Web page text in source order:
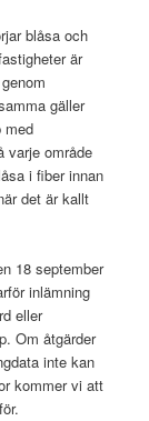
blåsa och
är
gäller
med
varje område
i fiber innan
det är kallt
18 september
inlämning
eller
Om åtgärder
inte kan
kommer vi att